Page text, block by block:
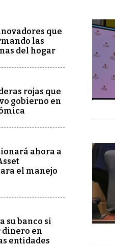
que
las
del hogar
rojas que
gobierno en
ahora a
el manejo
su banco si
en
entidades